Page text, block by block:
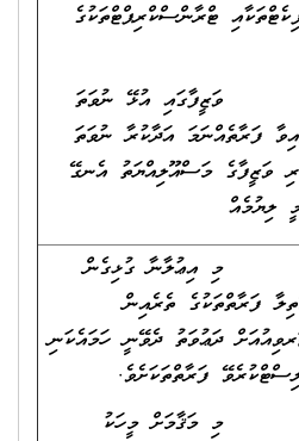
ޓްރާންސްކްރިޕްޓްތަކުގެ
އުޅޭ ނުވަތަ
ފަރާތެއްނަމަ އަދާކުރާ ނުވަތަ
ވަޒީފާގެ މަސްއޫލިއްޔަތު އެނގޭ
ލިޔުމެއް
އިޢުލާނާ ގުޅިގެން
ފަރާތްތަކުގެ ތެރެއިން
ދަޢުވަތު ދެވޭނީ ހަމައެކަނި
ފަރާތްތަކަށެވެ.
މަޤާމަށް މީހަކު